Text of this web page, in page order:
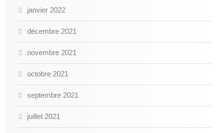
janvier 2022
décembre 2021
novembre 2021
octobre 2021
septembre 2021
juillet 2021